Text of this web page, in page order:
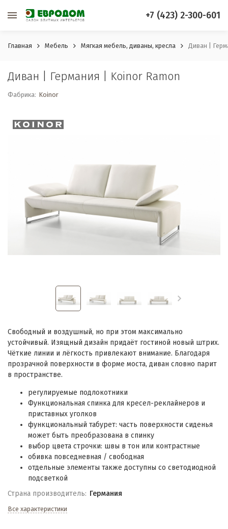
+7 (423) 2-300-601
Главная Мебель Мягкая мебель, диваны, кресла Диван |
Диван | Германия | Koinor Ramon
Фабрика: Koinor
Свободный и воздушный, но при этом максимально
устойчивый. Изящный дизайн придаёт гостиной новый штрих.
Чёткие линии и лёгкость привлекают внимание. Благодаря
прозрачной поверхности в форме моста, диван словно парит
в пространстве.
регулируемые подлокотники
Функциональная спинка для кресел-реклайнеров и
приставных уголков
функциональный табурет: часть поверхности сиденья
может быть преобразована в спинку
выбор цвета строчки: швы в тон или контрастные
обивка повседневная / свободная
отдельные элементы также доступны со светодиодной
подсветкой
Страна производитель: Германия
Все характеристики